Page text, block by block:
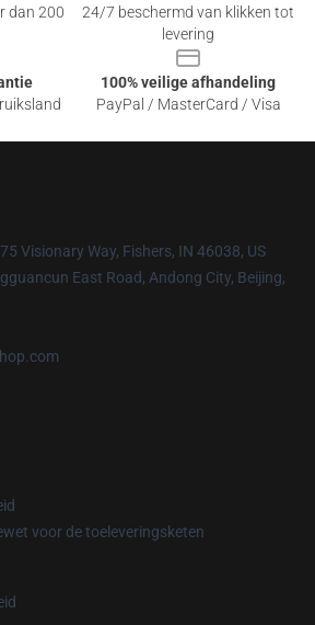
dan 200
24/7 beschermd van klikken tot
levering
100% veilige afhandeling
PayPal / MasterCard / Visa
Visionary Way, Fishers, IN 46038, US
East Road, Andong City, Beijing,
voor de toeleveringsketen